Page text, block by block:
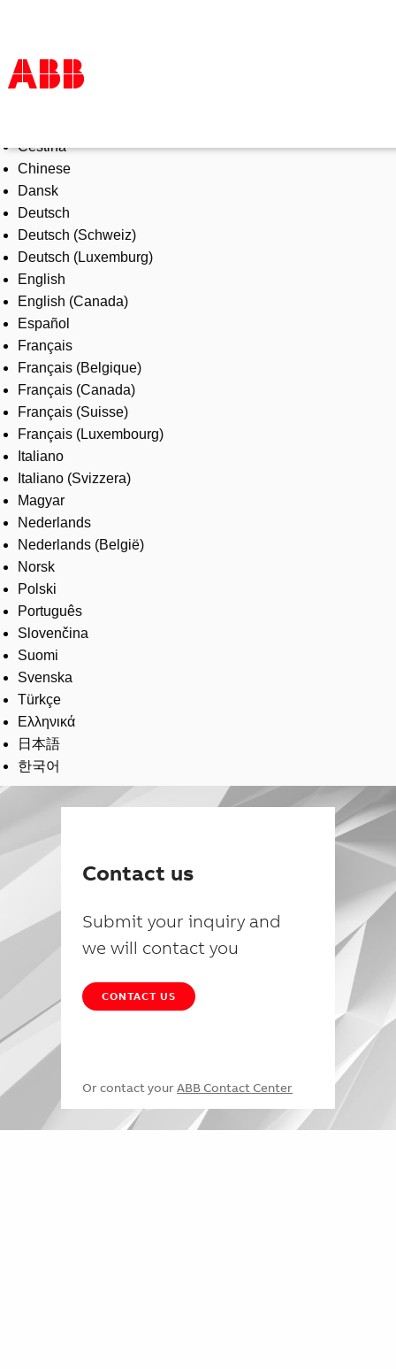
Products & Solutions
Industries
Services
About us
Where to buy
Contact us
Careers
Čeština
Chinese
Dansk
Deutsch
Deutsch (Schweiz)
Deutsch (Luxemburg)
English
English (Canada)
Español
Français
Français (Belgique)
Français (Canada)
Français (Suisse)
Français (Luxembourg)
Italiano
Italiano (Svizzera)
Magyar
Nederlands
Nederlands (België)
Norsk
Polski
Português
Slovenčina
Suomi
Svenska
Türkçe
Ελληνικά
日本語
한국어
Contact us
Submit your inquiry and
we will contact you
CONTACT US
Or contact your ABB Contact Center